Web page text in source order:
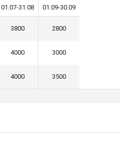
01.07-31.08 01.09-30.09
3800 2800
4000 3000
4000 3500